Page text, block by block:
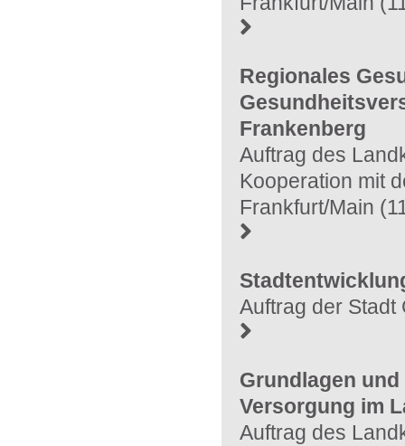
Regionales
Frankenberg
Auftrag des
Kooperation mit
Frankfurt/Main
Auftrag der
Grundlagen
Versorgung im
Auftrag des